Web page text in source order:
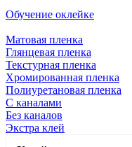
Обучение оклейке
Матовая пленка
Глянцевая пленка
Текстурная пленка
Хромированная пленка
Полиуретановая пленка
С каналами
Без каналов
Экстра клей